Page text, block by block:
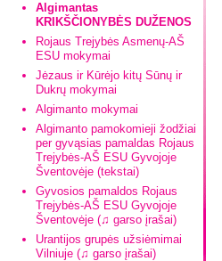
Algimantas
KRIKŠČIONYBĖS DUŽENOS
Rojaus Trejybės Asmenų-AŠ
ESU mokymai
Jėzaus ir Kūrėjo kitų Sūnų ir
Dukrų mokymai
Algimanto mokymai
Algimanto pamokomieji žodžiai
per gyvąsias pamaldas Rojaus
Trejybės-AŠ ESU Gyvojoje
Šventovėje (tekstai)
Gyvosios pamaldos Rojaus
Trejybės-AŠ ESU Gyvojoje
Šventovėje (♫ garso įrašai)
Urantijos grupės užsiėmimai
Vilniuje (♫ garso įrašai)